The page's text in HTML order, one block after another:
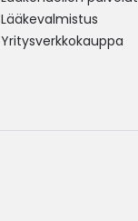
Lääkevalmistus
Yritysverkkokauppa